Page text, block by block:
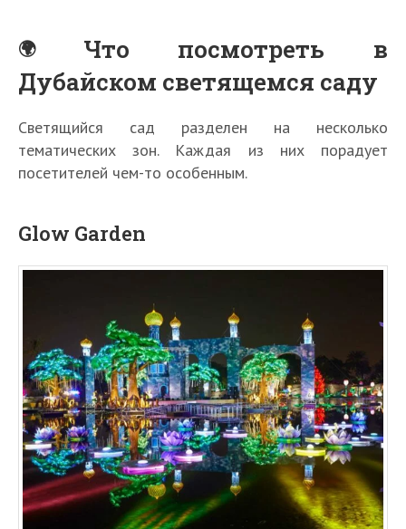
Что посмотреть в
Дубайском светящемся саду
Светящийся сад разделен на несколько
тематических зон. Каждая из них порадует
посетителей чем-то особенным.
Glow Garden